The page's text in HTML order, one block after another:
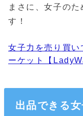
まさに、女子の
す！
女子力を売り買い
ーケット【
出品できる